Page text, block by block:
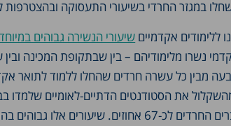
במגזר החרדי בשיעורי התעסוקה ובהצטרפות
ללימודים אקדמיים שיעורי הנשירה גבוהים
נשרו מלימודיהם – בין שבתקופת המכינה
מבין כל עשרה חרדים שהחלו ללמוד לתואר
את הסטודנטים הדתיים-לאומיים שלמדו
שיעורי הנשירה של הגברים החרדים לכ-67 אחוזים.